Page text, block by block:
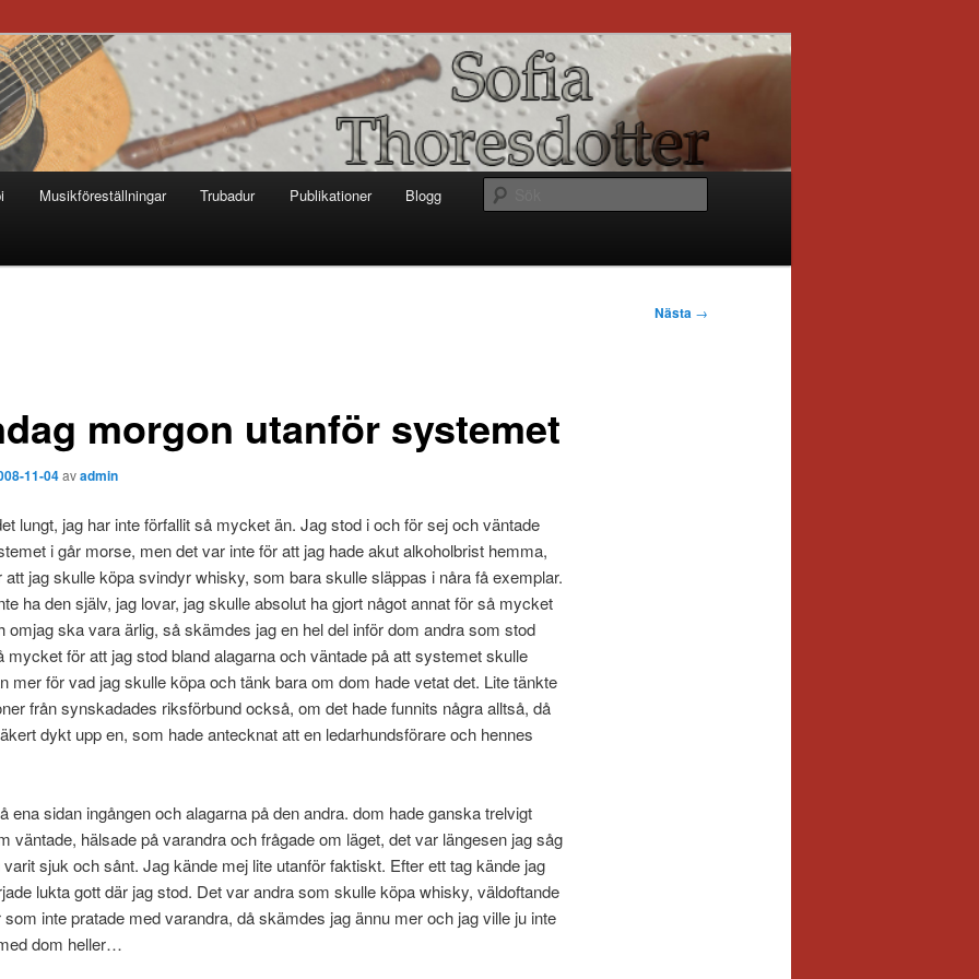
Musikföreställningar Trubadur Publikationer Blogg
Nästa →
morgon utanför systemet
11-04avadmin
lungt, jag har inte förfallit så mycket än. Jag stod i och för sej och väntade
i går morse, men det var inte för att jag hade akut alkoholbrist hemma,
att jag skulle köpa svindyr whisky, som bara skulle släppas i nåra få exemplar.
ha den själv, jag lovar, jag skulle absolut ha gjort något annat för så mycket
omjag ska vara ärlig, så skämdes jag en hel del inför dom andra som stod
mycket för att jag stod bland alagarna och väntade på att systemet skulle
mer för vad jag skulle köpa och tänk bara om dom hade vetat det. Lite tänkte
från synskadades riksförbund också, om det hade funnits några alltså, då
dykt upp en, som hade antecknat att en ledarhundsförare och hennes
ena sidan ingången och alagarna på den andra. dom hade ganska trelvigt
väntade, hälsade på varandra och frågade om läget, det var längesen jag såg
varit sjuk och sånt. Jag kände mej lite utanför faktiskt. Efter ett tag kände jag
lukta gott där jag stod. Det var andra som skulle köpa whisky, väldoftande
inte pratade med varandra, då skämdes jag ännu mer och jag ville ju inte
dom heller…